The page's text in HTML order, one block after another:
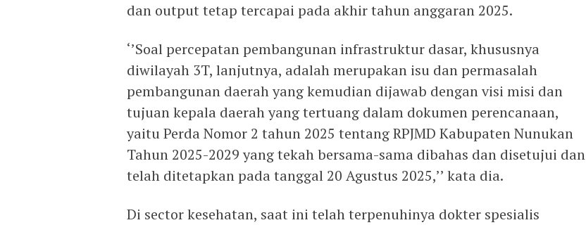
dan output tetap tercapai pada akhir tahun anggaran 2025.
‘’Soal percepatan pembangunan infrastruktur dasar, khususnya
diwilayah 3T, lanjutnya, adalah merupakan isu dan permasalah
pembangunan daerah yang kemudian dijawab dengan visi misi dan
tujuan kepala daerah yang tertuang dalam dokumen perencanaan,
yaitu Perda Nomor 2 tahun 2025 tentang RPJMD Kabupaten Nunukan
Tahun 2025-2029 yang tekah bersama-sama dibahas dan disetujui dan
telah ditetapkan pada tanggal 20 Agustus 2025,’’ kata dia.
Di sector kesehatan, saat ini telah terpenuhinya dokter spesialis